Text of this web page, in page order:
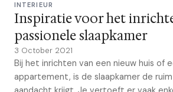
INTERIEUR
Inspiratie voor het
passionele slaapkamer
3 October 2021
Bij het inrichten van een nieuw huis of
appartement, is de slaapkamer de